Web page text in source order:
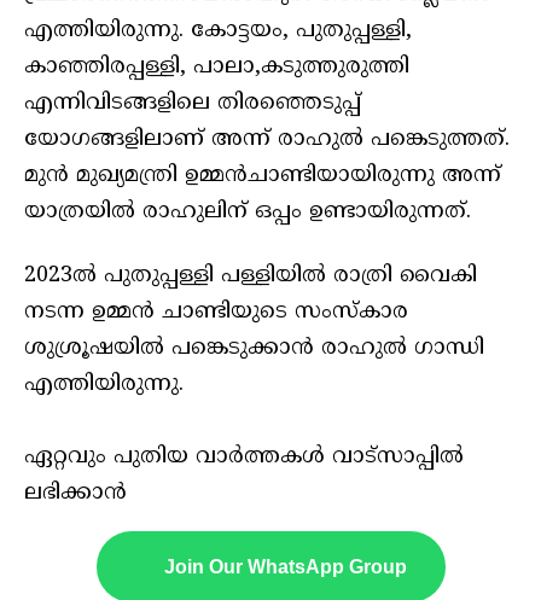
എത്തിയിരുന്നു. കോട്ടയം, പുതുപ്പള്ളി,
കാഞ്ഞിരപ്പള്ളി, പാലാ,കടുത്തുരുത്തി
എന്നിവിടങ്ങളിലെ തിരഞ്ഞെടുപ്പ്
യോഗങ്ങളിലാണ് അന്ന് രാഹുൽ പങ്കെടുത്തത്.
മുൻ മുഖ്യമന്ത്രി ഉമ്മൻചാണ്ടിയായിരുന്നു അന്ന്
യാത്രയിൽ രാഹുലിന് ഒപ്പം ഉണ്ടായിരുന്നത്.
2023ൽ പുതുപ്പള്ളി പള്ളിയിൽ രാത്രി വൈകി
നടന്ന ഉമ്മൻ ചാണ്ടിയുടെ സംസ്‌കാര
ശുശ്രൂഷയിൽ പങ്കെടുക്കാൻ രാഹുൽ ഗാന്ധി
എത്തിയിരുന്നു.
ഏറ്റവും പുതിയ വാർത്തകൾ വാട്സാപ്പിൽ
ലഭിക്കാൻ
Join Our WhatsApp Group